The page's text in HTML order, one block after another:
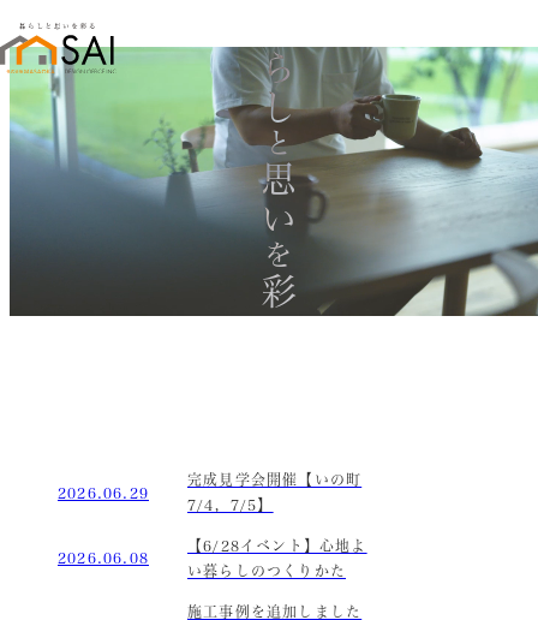
暮らし
と
思い
を
彩る
2026.06.29
完成見学会開催【いの町
7/4，7/5】
2026.06.08
【6/28イベント】心地よ
い暮らしのつくりかた
施工事例を追加しました